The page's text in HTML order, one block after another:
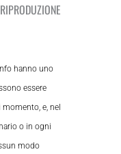
hanno uno
essere
e, nel
o in ogni
modo